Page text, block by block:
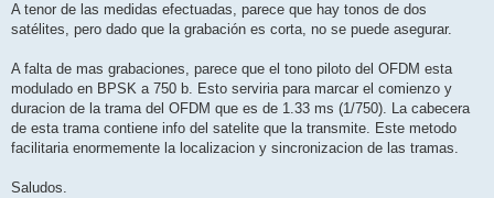
A tenor de las medidas efectuadas, parece que hay tonos de dos
satélites, pero dado que la grabación es corta, no se puede asegurar.
A falta de mas grabaciones, parece que el tono piloto del OFDM esta
modulado en BPSK a 750 b. Esto serviria para marcar el comienzo y
duracion de la trama del OFDM que es de 1.33 ms (1/750). La cabecera
de esta trama contiene info del satelite que la transmite. Este metodo
facilitaria enormemente la localizacion y sincronizacion de las tramas.
Saludos.